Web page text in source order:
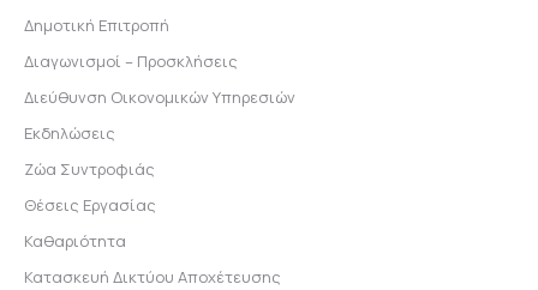
Δημοτική Επιτροπή
Διαγωνισμοί – Προσκλήσεις
Διεύθυνση Οικονομικών Υπηρεσιών
Εκδηλώσεις
Ζώα Συντροφιάς
Θέσεις Εργασίας
Καθαριότητα
Κατασκευή Δικτύου Αποχέτευσης